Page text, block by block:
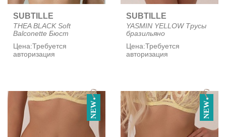
95I (30)
95J (26)
95K (2)
95L (2)
SUBTILLE
THEA BLACK Soft
Balconette Бюст
Цена:Требуется
авторизация
SUBTILLE
YASMIN YELLOW Трусы
бразильяно
Цена:Требуется
авторизация
NEW NEW